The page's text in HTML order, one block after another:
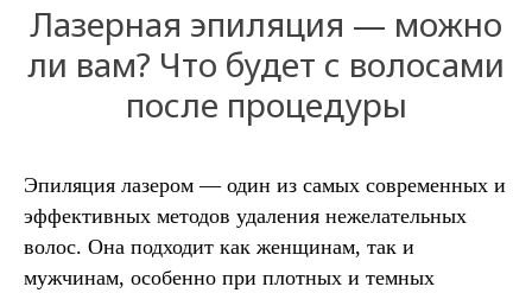
Лазерная эпиляция — можно
ли вам? Что будет с волосами
после процедуры
Эпиляция лазером — один из самых современных и
эффективных методов удаления нежелательных
волос. Она подходит как женщинам, так и
мужчинам, особенно при плотных и темных